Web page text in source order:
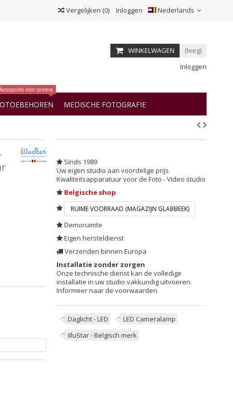
Nederlands
Inloggen
Vergelijken (0)
WINKELWAGEN
(leeg)
Inloggen
Accessoires voor camera
MEDISCHE FOTOGRAFIE
Sinds 1989
Uw eigen studio aan voordelige prijs
Kwaliteitsapparatuur voor de Foto - Video studio
Belgische shop
RUIME VOORRAAD (MAGAZIJN GLABBEEK)
Demoruimte
Eigen hersteldienst
Verzenden binnen Europa
Installatie zonder zorgen
Onze technische dienst kan de volledige
installatie in uw studio vakkundig uitvoeren.
Informeer naar de voorwaarden.
Daglicht - LED
LED Cameralamp
illuStar - Belgisch merk